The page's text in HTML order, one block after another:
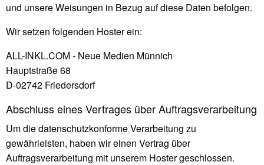
und unsere Weisungen in Bezug auf diese Daten befolgen.
Wir setzen folgenden Hoster ein:
ALL-INKL.COM - Neue Medien Münnich
Hauptstraße 68
D-02742 Friedersdorf
Abschluss eines Vertrages über Auftragsverarbeitung
Um die datenschutzkonforme Verarbeitung zu
gewährleisten, haben wir einen Vertrag über
Auftragsverarbeitung mit unserem Hoster geschlossen.